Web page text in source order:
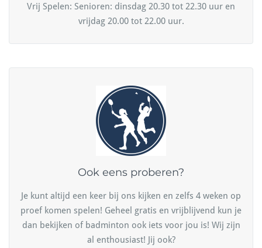
Vrij Spelen: Senioren: dinsdag 20.30 tot 22.30 uur en
vrijdag 20.00 tot 22.00 uur.
Ook eens proberen?
Je kunt altijd een keer bij ons kijken en zelfs 4 weken op
proef komen spelen! Geheel gratis en vrijblijvend kun je
dan bekijken of badminton ook iets voor jou is! Wij zijn
al enthousiast! Jij ook?